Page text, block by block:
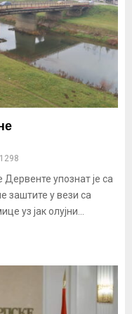
1298
Дервенте упознат је са
заштите у вези са
уз јак олујни...